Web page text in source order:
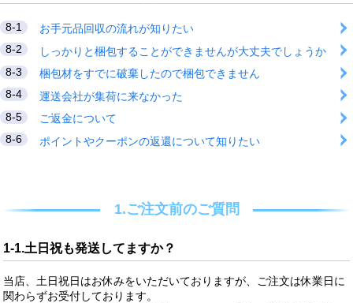
8-1
お手元品回収の流れが知りたい
8-2
しっかりと梱包することができませんが大丈夫でしょうか
8-3
梱包材をすでに破棄したので梱包できません
8-4
運送会社が集荷に来なかった
8-5
ご返金について
8-6
ポイントやクーポンの返還について知りたい
1.ご注文前のご質問
1-1.土日祝も発送してますか？
当店、土日祝日はお休みをいただいておりますが、ご注文は休業日に
関わらずお受付しております。